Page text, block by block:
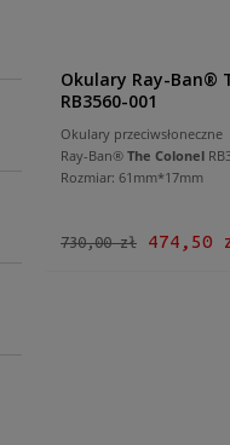
Okulary Ray-Ban®
RB3560-001
Okulary przeciwsłoneczne
Ray-Ban® The Colonel
Rozmiar: 61mm*17mm
730,00 zł 474,50